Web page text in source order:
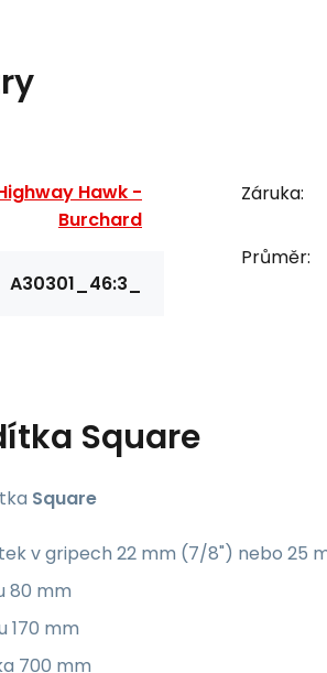
Hawk -
Burchard
A30301_46:3_
Záruka:
Průměr:
Square
Square
v gripech 22 mm (7/8") nebo 25
80 mm
170 mm
700 mm